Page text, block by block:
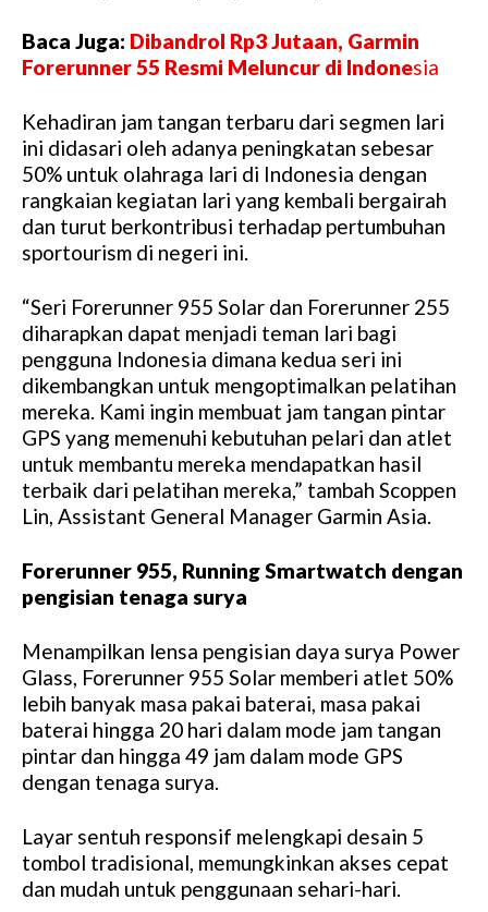
Baca Juga: Dibandrol Rp3 Jutaan, Garmin
Forerunner 55 Resmi Meluncur di Indonesia
Kehadiran jam tangan terbaru dari segmen lari
ini didasari oleh adanya peningkatan sebesar
50% untuk olahraga lari di Indonesia dengan
rangkaian kegiatan lari yang kembali bergairah
dan turut berkontribusi terhadap pertumbuhan
sportourism di negeri ini.
“Seri Forerunner 955 Solar dan Forerunner 255
diharapkan dapat menjadi teman lari bagi
pengguna Indonesia dimana kedua seri ini
dikembangkan untuk mengoptimalkan pelatihan
mereka. Kami ingin membuat jam tangan pintar
GPS yang memenuhi kebutuhan pelari dan atlet
untuk membantu mereka mendapatkan hasil
terbaik dari pelatihan mereka,” tambah Scoppen
Lin, Assistant General Manager Garmin Asia.
Forerunner 955, Running Smartwatch dengan
pengisian tenaga surya
Menampilkan lensa pengisian daya surya Power
Glass, Forerunner 955 Solar memberi atlet 50%
lebih banyak masa pakai baterai, masa pakai
baterai hingga 20 hari dalam mode jam tangan
pintar dan hingga 49 jam dalam mode GPS
dengan tenaga surya.
Layar sentuh responsif melengkapi desain 5
tombol tradisional, memungkinkan akses cepat
dan mudah untuk penggunaan sehari-hari.